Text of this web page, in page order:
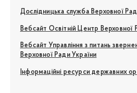
Дослідницька служба Верховної
Вебсайт Освітній Центр Верховної
Вебсайт Управління з питань
Верховної Ради України
Інформаційні ресурси державних